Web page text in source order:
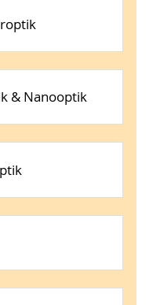
& Nanooptik